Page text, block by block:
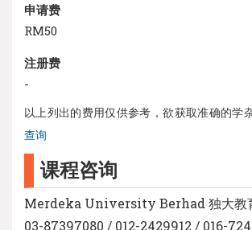
申请费
RM50
注册费
-
以上列出的费用仅供参考，欲获取准确的学
查询
课程咨询
Merdeka University Berhad 独大教
03-87397080 / 012-2429912 / 016-